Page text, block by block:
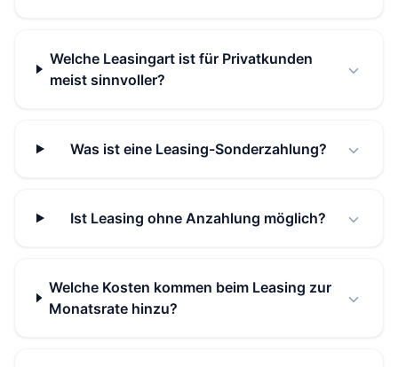
Welche Leasingart ist für Privatkunden
meist sinnvoller?
Was ist eine Leasing-Sonderzahlung?
Ist Leasing ohne Anzahlung möglich?
Welche Kosten kommen beim Leasing zur
Monatsrate hinzu?